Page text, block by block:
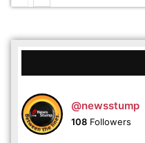
@newsstump
108 Followers